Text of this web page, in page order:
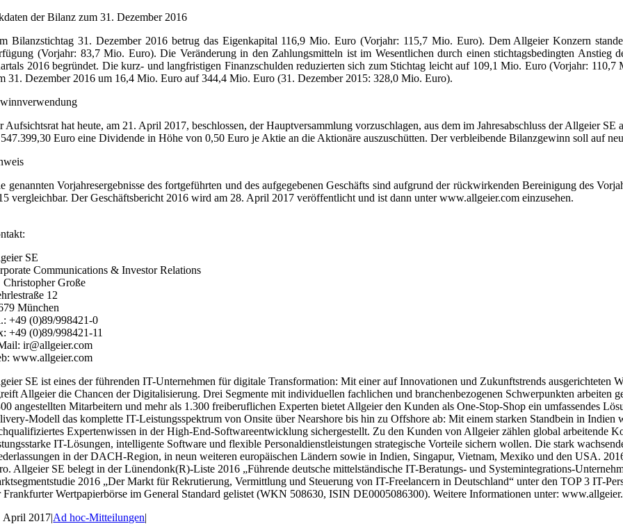
der Bilanz zum 31. Dezember 2016
Bilanzstichtag 31. Dezember 2016 betrug das Eigenkapital 116,9 Mio. Euro (Vorjahr: 115,7 Mio. Euro). Dem Allgeier Konzern
(Vorjahr: 83,7 Mio. Euro). Die Veränderung in den Zahlungsmitteln ist im Wesentlichen durch einen stichtagsbedingten Anstieg
2016 begründet. Die kurz- und langfristigen Finanzschulden reduzierten sich zum Stichtag leicht auf 109,1 Mio. Euro (Vorjahr:
31. Dezember 2016 um 16,4 Mio. Euro auf 344,4 Mio. Euro (31. Dezember 2015: 328,0 Mio. Euro).
Aufsichtsrat hat heute, am 21. April 2017, beschlossen, der Hauptversammlung vorzuschlagen, aus dem im Jahresabschluss der Allgeier
Euro eine Dividende in Höhe von 0,50 Euro je Aktie an die Aktionäre auszuschütten. Der verbleibende Bilanzgewinn soll auf
genannten Vorjahresergebnisse des fortgeführten und des aufgegebenen Geschäfts sind aufgrund der rückwirkenden Bereinigung des
vergleichbar. Der Geschäftsbericht 2016 wird am 28. April 2017 veröffentlicht und ist dann unter www.allgeier.com einzusehen.
SE
Communications & Investor Relations
Christopher Große
12
München
+49 (0)89/998421-0
+49 (0)89/998421-11
ir@allgeier.com
www.allgeier.com
SE ist eines der führenden IT-Unternehmen für digitale Transformation: Mit einer auf Innovationen und Zukunftstrends ausgerichteten
Allgeier die Chancen der Digitalisierung. Drei Segmente mit individuellen fachlichen und branchenbezogenen Schwerpunkten arbeiten
angestellten Mitarbeitern und mehr als 1.300 freiberuflichen Experten bietet Allgeier den Kunden als One-Stop-Shop ein umfassendes
Modell das komplette IT-Leistungsspektrum von Onsite über Nearshore bis hin zu Offshore ab: Mit einem starken Standbein in
Expertenwissen in der High-End-Softwareentwicklung sichergestellt. Zu den Kunden von Allgeier zählen global arbeitende
IT-Lösungen, intelligente Software und flexible Personaldienstleistungen strategische Vorteile sichern wollen. Die stark
in der DACH-Region, in neun weiteren europäischen Ländern sowie in Indien, Singapur, Vietnam, Mexiko und den USA.
Allgeier SE belegt in der Lünendonk(R)-Liste 2016 „Führende deutsche mittelständische IT-Beratungs- und Systemintegrations-
2016 „Der Markt für Rekrutierung, Vermittlung und Steuerung von IT-Freelancern in Deutschland“ unter den TOP 3 IT-
Frankfurter Wertpapierbörse im General Standard gelistet (WKN 508630, ISIN DE0005086300). Weitere Informationen unter:
April 2017|Ad hoc-Mitteilungen|